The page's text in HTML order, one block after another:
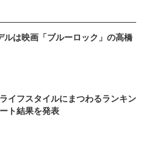
ルは映画「ブルーロック」の高橋
イフスタイルにまつわるランキン
ト結果を発表